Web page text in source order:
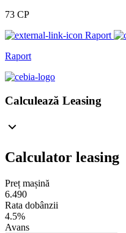
73 CP
Raport
Raport
Calculează Leasing
Calculator leasing
Preț mașină
6.490
Rata dobânzii
4.5%
Avans